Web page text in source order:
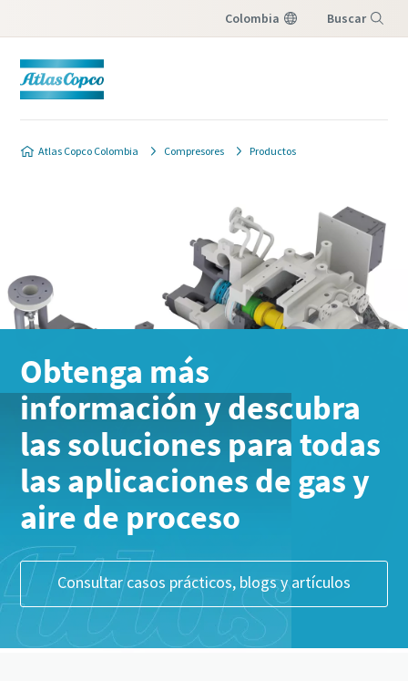
Colombia Buscar
Atlas Copco Colombia Compresores Productos
Obtenga más
información y descubra
las soluciones para todas
las aplicaciones de gas y
aire de proceso
Consultar casos prácticos, blogs y artículos